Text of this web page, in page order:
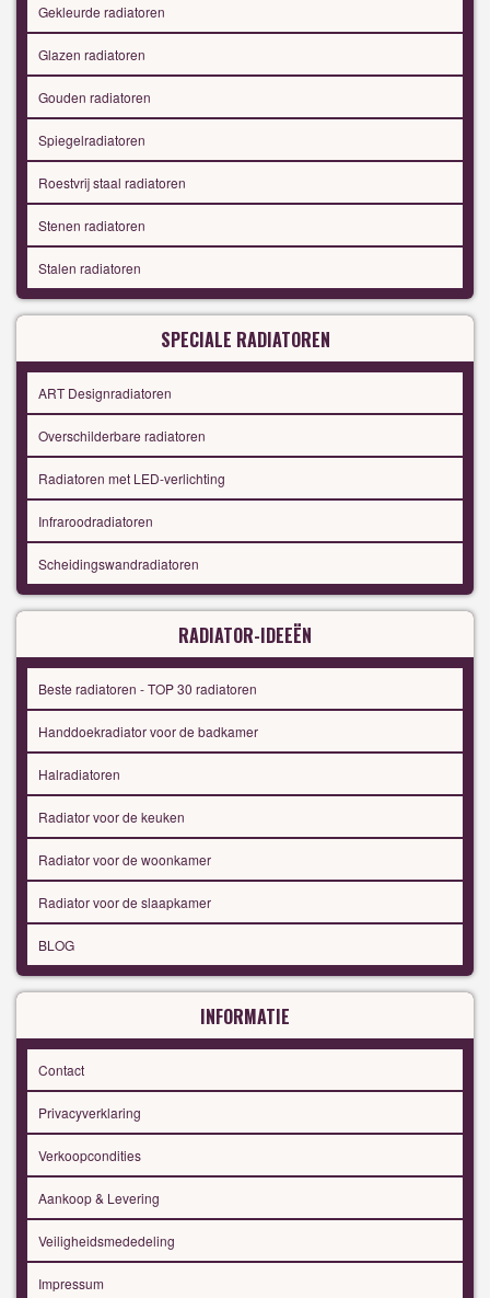
Gekleurde radiatoren
Glazen radiatoren
Gouden radiatoren
Spiegelradiatoren
Roestvrij staal radiatoren
Stenen radiatoren
Stalen radiatoren
SPECIALE RADIATOREN
ART Designradiatoren
Overschilderbare radiatoren
Radiatoren met LED-verlichting
Infraroodradiatoren
Scheidingswandradiatoren
RADIATOR-IDEEËN
Beste radiatoren - TOP 30 radiatoren
Handdoekradiator voor de badkamer
Halradiatoren
Radiator voor de keuken
Radiator voor de woonkamer
Radiator voor de slaapkamer
BLOG
INFORMATIE
Contact
Privacyverklaring
Verkoopcondities
Aankoop & Levering
Veiligheidsmededeling
Impressum